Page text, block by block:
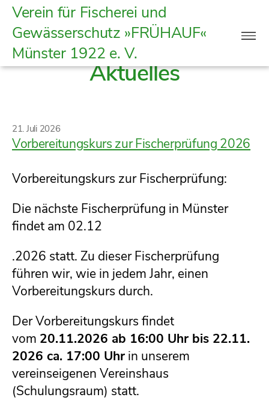
Verein
für
Fischerei
und
Gewässerschutz
1922
e.
Verein für Fischerei und
Gewässerschutz »FRÜHAUF«
Münster 1922 e. V.
Aktuelles
Kategorien
21. Juli 2026
Vorbereitungskurs zur Fischerprüfung 2026
Vorbereitungskurs zur Fischerprüfung:
Die nächste Fischerprüfung in Münster
findet am 02.12
.2026 statt. Zu dieser Fischerprüfung
führen wir, wie in jedem Jahr, einen
Vorbereitungskurs durch.
Der Vorbereitungskurs findet
vom 20.11.2026 ab 16:00 Uhr bis 22.11.
2026 ca. 17:00 Uhr in unserem
vereinseigenen Vereinshaus
(Schulungsraum) statt.